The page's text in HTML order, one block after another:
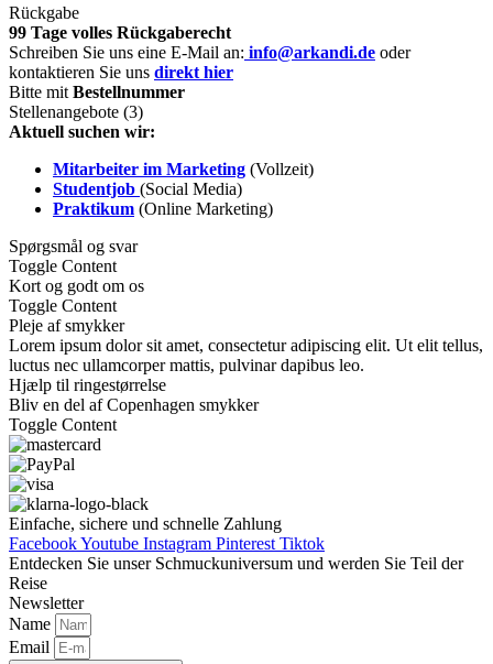
Rückgabe
99 Tage volles Rückgaberecht
Schreiben Sie uns eine E-Mail an: info@arkandi.de oder
kontaktieren Sie uns direkt hier
Bitte mit Bestellnummer
Stellenangebote (3)
Aktuell suchen wir:
Mitarbeiter im Marketing (Vollzeit)
Studentjob (Social Media)
Praktikum (Online Marketing)
Spørgsmål og svar
Toggle Content
Kort og godt om os
Toggle Content
Pleje af smykker
Lorem ipsum dolor sit amet, consectetur adipiscing elit. Ut elit tellus,
luctus nec ullamcorper mattis, pulvinar dapibus leo.
Hjælp til ringestørrelse
Bliv en del af Copenhagen smykker
Toggle Content
Einfache, sichere und schnelle Zahlung
FacebookYoutube Instagram Pinterest Tiktok
Entdecken Sie unser Schmuckuniversum und werden Sie Teil der
Reise
Newsletter
Name
Email